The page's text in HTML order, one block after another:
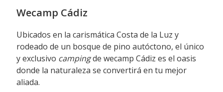
Wecamp Cádiz
Ubicados en la carismática Costa de la Luz y
rodeado de un bosque de pino autóctono, el único
y exclusivo campingde wecamp Cádiz es el oasis
donde la naturaleza se convertirá en tu mejor
aliada.